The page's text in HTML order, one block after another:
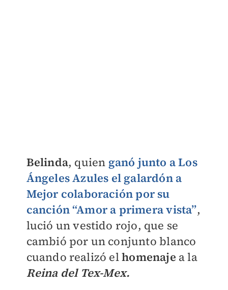
Belinda, quien ganó junto aLos
Ángeles Azules el galardón a
Mejor colaboraciónpor su
canción “Amor a primera vista”,
lució un vestido rojo, que se
cambió por un conjunto blanco
cuando realizó elhomenaje a la
Reina del Tex-Mex.